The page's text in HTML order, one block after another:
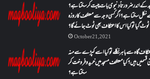
اندر ضرورتاً دنیوی بات چیت کر سکتا ہے؟
نکل سکتا ہے؟ اگر کسی وجہ سے معتکف کا روزہ
ٹوٹ گیا تو کیا اس کا اعتکاف بھی ٹوٹ جائے گا؟
October 21, 2021
گاہ سے باہر نکلے تو کیا اسے کپڑے سے منہ
ہیں؟کیا معتکف مسجد میں خرید و فروخت کر
سکتا ہے؟